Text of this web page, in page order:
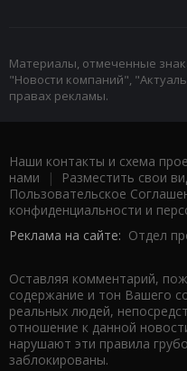
Материалы, отмеченные
"Новости компаний",
правах рекламы.
Наши контакты и схема
нами | Разместить свои
Пользовательское
конфиденциальности и
Реклама на сайте: Отдел
Оставляя комментарий,
содержание и тон Вашего
реальных людей,
отношение к данной
нарушают эти правила
заблокированы.